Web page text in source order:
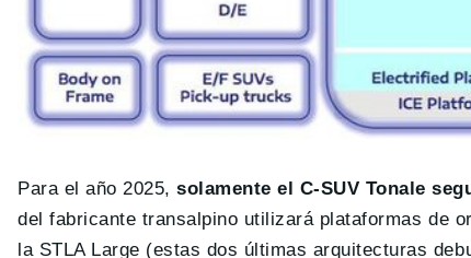
Para el año 2025,solamente el C-SUV Tonale
del fabricante transalpino utilizará plataformas de
la STLA Large (estas dos últimas arquitecturas